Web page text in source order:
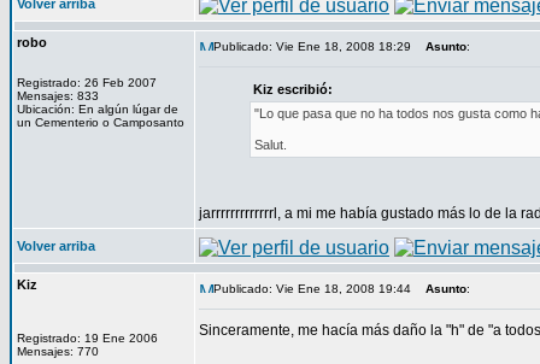
Volver arriba
robo
Registrado: 26 Feb 2007
Mensajes: 833
Ubicación: En algún lúgar de
un Cementerio o Camposanto
Publicado: Vie Ene 18, 2008 18:29 Asunto:
Kiz escribió:
"Lo que pasa que no ha todos nos gusta como
Salut.
jarrrrrrrrrrrrrl, a mi me había gustado más lo de la
Volver arriba
Kiz
Registrado: 19 Ene 2006
Mensajes: 770
Publicado: Vie Ene 18, 2008 19:44 Asunto:
Sinceramente, me hacía más daño la "h" de "a